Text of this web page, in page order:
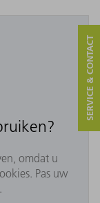
omdat u
Pas uw
SERVICE & CONTACT